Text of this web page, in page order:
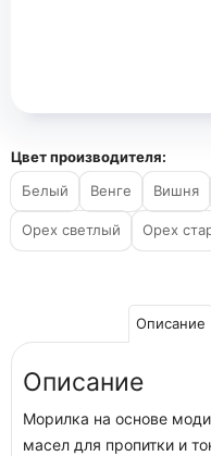
Цвет производителя:
Белый
Венге Вишня
Орех светлый Орех
Описание
Описание
Морилка на основе
масел для пропитки и